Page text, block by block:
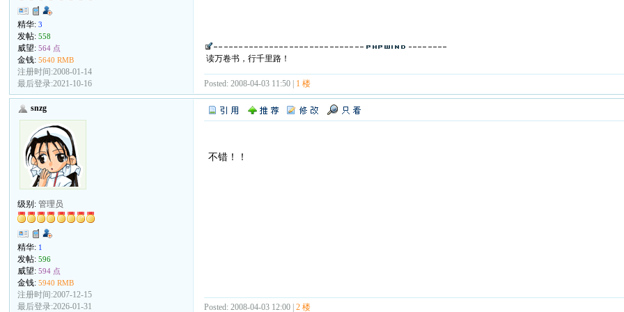
精华:3
发帖:558
威望:564 点
金钱:5640 RMB
注册时间:2008-01-14
最后登录:2021-10-16
读万卷书，行千里路！
Posted: 2008-04-03 11:50 | 1 楼
snzg
级别:管理员
精华: 1
发帖:596
威望:594 点
金钱:5940 RMB
注册时间:2007-12-15
最后登录:2026-01-31
不错！！
Posted: 2008-04-03 12:00 |2 楼